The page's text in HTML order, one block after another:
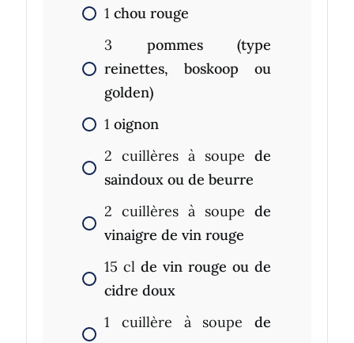
1 chou rouge
3
pommes (type
reinettes, boskoop ou
golden)
1 oignon
2 cuillères à soupe de
saindoux ou de beurre
2 cuillères à soupe de
vinaigre de vin rouge
15 cl de vin rouge ou de
cidre doux
1
cuillère à soupe
de